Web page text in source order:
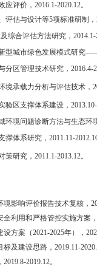
应评价， 2016.1-2020.12。
评估与设计等5项标准研制，
综合评估方法研究，
型城市绿色发展模式研究
分区管理技术研究， 2016.4-
境承载力分析与评估技术，
验区支撑体系建设，
境问题诊断方法与生态环
撑体系研究， 2011.11-
策研究， 2011.1-2013.12。
影响评价报告技术复核，
全利用和严格管控实施方案，
设方案（2021-2025年），
及建设思路， 2019.11-
2019.8-2019.12。